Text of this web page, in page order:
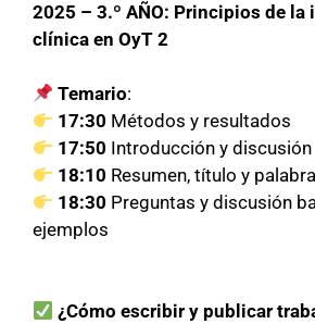
2025 – 3.º AÑO: Principios de la
clínica en OyT 2
Temario:
17:30 Métodos y resultados
17:50 Introducción y discusión
18:10 Resumen, título y
18:30 Preguntas y discusión
ejemplos
¿Cómo escribir y publicar